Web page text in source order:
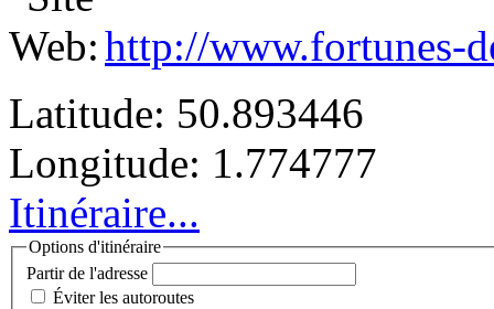
http://www.fortunes-
Latitude: 50.893446
Longitude: 1.774777
Itinéraire...
Options d'itinéraire
Partir de l'adresse
Éviter les autoroutes